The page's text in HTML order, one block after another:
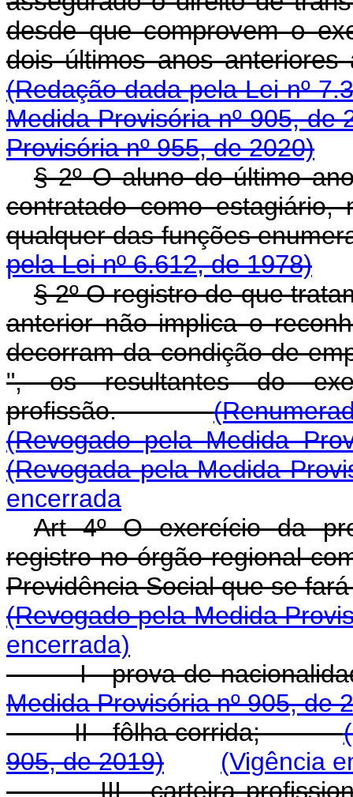
desde que comprovem o
dois últimos anos
(Redação dada pela Lei nº
Medida Provisória nº 905, de
Provisória nº 955, de 2020)
§ 2º O aluno do último
contratado como
qualquer das funções
pela Lei nº 6.612, de 1978)
§ 2º O registro de que
anterior não implica o
decorram da condição de
", os resultantes do
profissão.
(Revogado pela Medida
(Revogada pela Medida
encerrada
Art 4º O exercício da
registro no órgão regional
Previdência Social que se
(Revogado pela Medida
encerrada)
I - prova de
Medida Provisória nº 905, de
II - fôlha corrida;
905, de 2019)
(Vigência
III - carteira